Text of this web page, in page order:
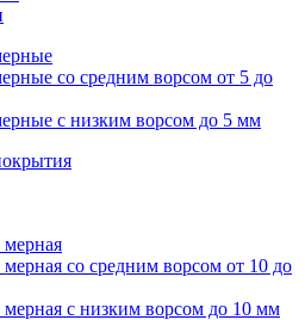
со средним ворсом от 5 до
с низким ворсом до 5 мм
мерная
мерная со средним ворсом от 10 до
мерная с низким ворсом до 10 мм